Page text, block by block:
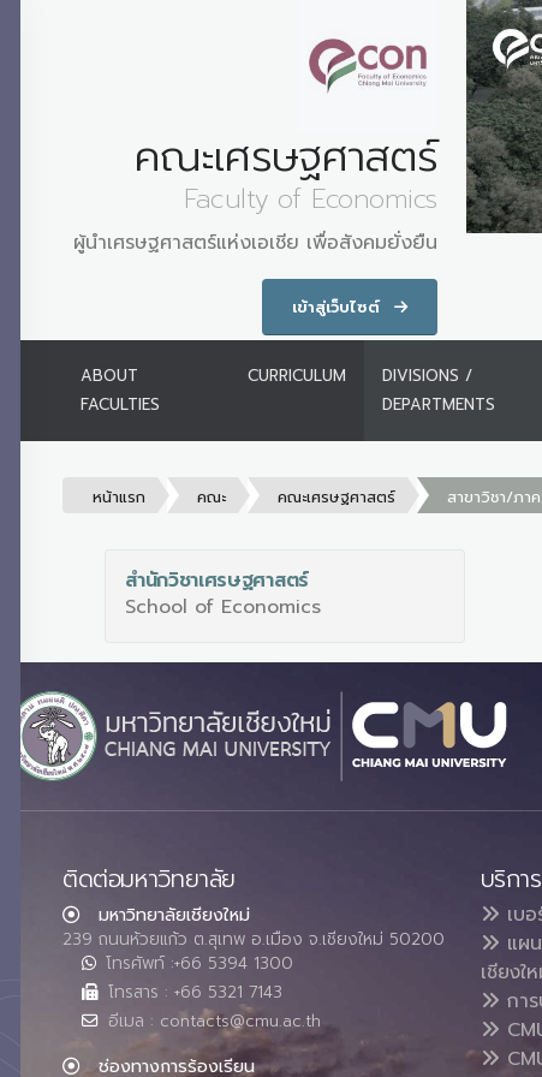
คณะเศรษฐศาสตร์
Faculty of Economics
ผู้นำเศรษฐศาสตร์แห่งเอเชีย เพื่อสังคมยั่งยืน
เข้าสู่เว็บไซต์
ABOUT
FACULTIES
CURRICULUM
DIVISIONS /
DEPARTMENTS
หน้าแรก คณะ คณะเศรษฐศาสตร์ สาขาวิชา/ภา
สำนักวิชาเศรษฐศาสตร์
School of Economics
ติดต่อมหาวิทยาลัย
มหาวิทยาลัยเชียงใหม่
239 ถนนห้วยแก้ว ต.สุเทพ อ.เมือง จ.เชียงใหม่ 50200
โทรศัพท์ :+66 5394 1300
โทรสาร : +66 5321 7143
อีเมล : contacts@cmu.ac.th
ช่องทางการร้องเรียน
บริก
เบ
แผ
เชียงใ
กา